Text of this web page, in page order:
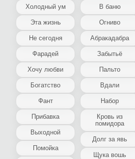
Холодный ум
Эта жизнь
Не сегодня
Фарадей
Хочу любви
Богатство
Фант
Прибавка
Выходной
Помойка
В баню
Огниво
Абракадабра
Забытьё
Пальто
Вдали
Набор
Кровь из
помидора
Долг за явь
Щука вошь